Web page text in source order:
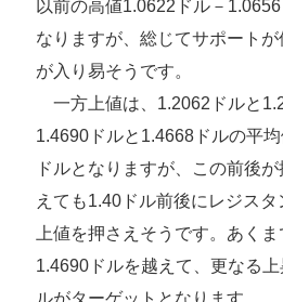
以前の高値1.0622ドル－
なりますが、総じてサポート
が入り易そうです。
一方上値は、1.2062ドルと
1.4690ドルと1.4668ドルの平
ドルとなりますが、この前後
えても1.40ドル前後にレジスタ
上値を押さえそうです。あく
1.4690ドルを越えて、更なる
ルがターゲットとなります。